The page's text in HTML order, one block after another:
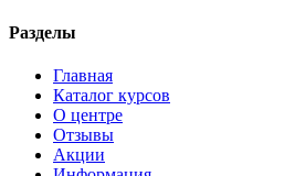
Разделы
Главная
Каталог курсов
О центре
Отзывы
Акции